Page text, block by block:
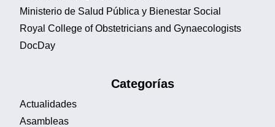
Ministerio de Salud Pública y Bienestar Social
Royal College of Obstetricians and Gynaecologists
DocDay
Categorías
Actualidades
Asambleas